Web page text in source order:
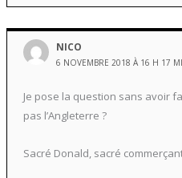
NICO
6 NOVEMBRE 2018 À 16 H 17
Je pose la question sans avoir
pas l’Angleterre ?
Sacré Donald, sacré